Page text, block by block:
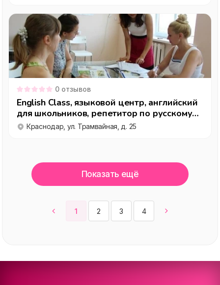
0 отзывов
English Class, языковой центр, английский
для школьников, репетитор по русскому
языку, подготовка к ЕГЭ по английскому в
Краснодар, ул. Трамвайная, д. 25
1 2 3 4
Показать ещё